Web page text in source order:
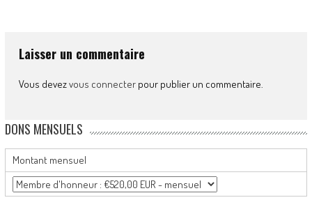
Laisser un commentaire
Vous devezvous connecterpour publier un commentaire.
DONS MENSUELS
Montant mensuel